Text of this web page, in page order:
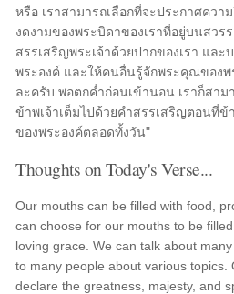
หรือ เราสามารถเลือกที่จะประกาศคว
งดงามของพระบิดาของเราที่อยู่บนสวรร
สรรเสริญพระเจ้าด้วยปากของเรา แล
พระองค์ และให้คนอื่นรู้จักพระคุณของพ
ละครับ พอตกค่ำก่อนเข้านอน เราก็สาม
ข้าพเจ้าเต็มไปด้วยคำสรรเสริญตอนที่ข้
ของพระองค์ตลอดทั้งวัน"
Thoughts on Today's Verse...
Our mouths can be filled with food,
can choose for our mouths to be
loving grace. We can talk about
to many people about various topics.
declare the greatness, majesty, and